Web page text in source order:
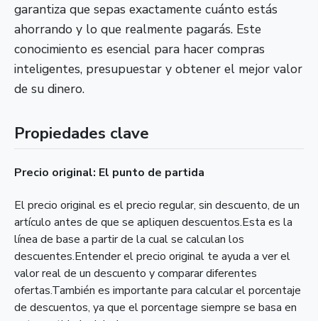
garantiza que sepas exactamente cuánto estás
ahorrando y lo que realmente pagarás. Este
conocimiento es esencial para hacer compras
inteligentes, presupuestar y obtener el mejor valor
de su dinero.
Propiedades clave
Precio original: El punto de partida
El precio original es el precio regular, sin descuento, de un
artículo antes de que se apliquen descuentos.Esta es la
línea de base a partir de la cual se calculan los
descuentes.Entender el precio original te ayuda a ver el
valor real de un descuento y comparar diferentes
ofertas.También es importante para calcular el porcentaje
de descuentos, ya que el porcentage siempre se basa en